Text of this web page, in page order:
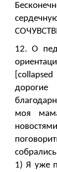
12. О
моя
1) Я уже